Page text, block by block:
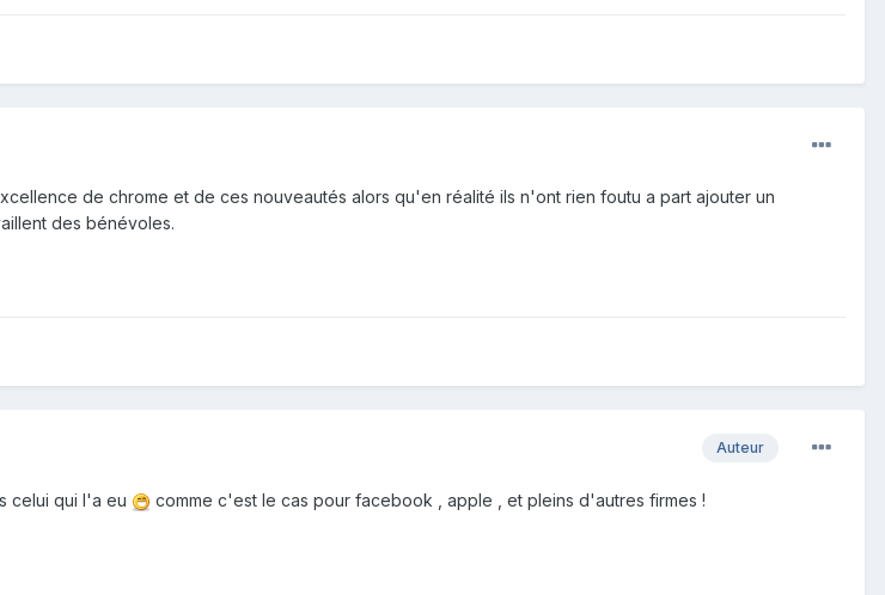
de chrome et de ces nouveautés alors qu'en réalité ils n'ont rien foutu a part ajouter un
des bénévoles.
Auteur
celui qui l'a eu comme c'est le cas pour facebook , apple , et pleins d'autres firmes !